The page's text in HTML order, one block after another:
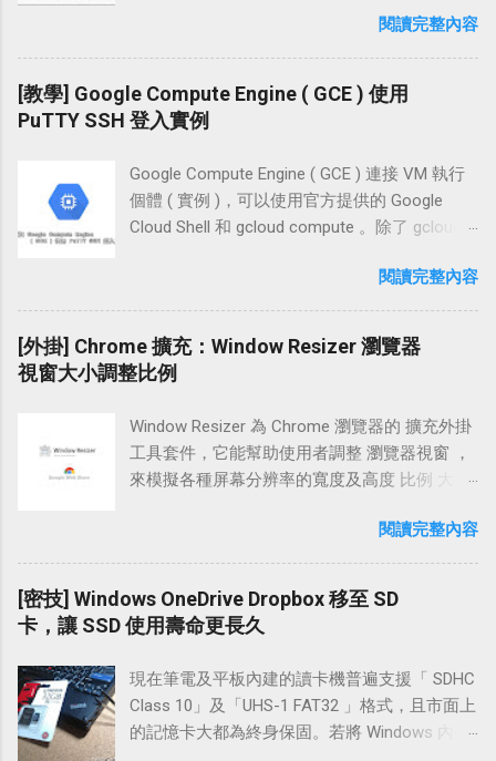
色碼，需查看 HSL 色碼值可點擊設置 ( 齒鑰 )
在設定頁面即可選取 HSL 選項，另外曾經擷取
過的顏色也會保留在這一頁
請求！ 相關連結 Twitter 官方網站「
簡訊兩步驗證登入設定 測試登入時是否有收到
簡訊 移動設備 app 雙重認證設定 測試 app 中是
訊兩步驗證登入設定 首先，使用行動智慧型裝
置或在家用電腦的瀏覽器中前往 Twitter 移動版
網站「 https://mobile.twitter.com/ 」並直接輸
擊【使用者】頭像並將網頁往下拉，點選【設
定】 若你是使用行動智慧型裝置，可以點取
【齒輪】；接著再點選【設定】 在這邊我們點
擊 Phone 下方的【Add】 系統跳出的輸入框
中，輸入自己的電話號碼，例:【0912XXXXXX】
不需加上「+886」 上一步按下【儲存】後，系
統會傳送一封六個數字的驗證碼至手機中，我
們將那六個數字填入目前的輸入框中，並按下
【認證】 接著，系統會提示「twitter 帳戶已確
認」，表示手機已在 twitter 上激活了 手機上也
件 接著我們登入 twitter 的電腦版網站「 https...
裝「LINE 分享按鈕」的方式有兩種，一種是
「圖片 JavaScript 連結」，另一種是利用官方
提供的「LINE 函式庫」，當然 行動版 及 App
都適用。 無論是圖片連結的方式，或是使用官
方函式庫將文章分享到 LINE，都能夠正常抓取
文章的「網址、圖片、標題、描述」。從行動
裝置上按下我們在行動版或網頁版裡設置的
LINE 分享按鈕，也能夠正常的開啟 LINE APP 做
分享文章的動作，將文章分享給好友。 本文中
「LINE 分享按鈕語法」除了一般安裝方式，也
可以參考以下的設定介紹為自己的行動版及網
頁版 ( 電腦版 ) 網站做「LINE 分享按鈕」的部
境 當訪客按下分享按鈕時，會在瀏覽器上開啟
一個新視窗。輸入 LINE 的帳號和密碼登入之
後，就能做文章分享的動作。如下圖和上圖。
文章時即不用再次做登入的動作。) LINE 分享按
鈕樣式 (* 可以點擊以下 LINE 分享按鈕，直接觀
察訪客的使用情境。) 「用 LINE 傳送」使用
「圖片 JavaScript 連結」按鈕 「用 LINE 傳送」
使用「官方 LINE 函式庫」按鈕 相關連結 設置
方法｜用 LINE 傳送：「
https://media.line.me/howto/zh-hant/ 」 LINE
按鈕圖片檔下載：「
https://media.line.me/img/linebutton_zh-
閱讀完整內容
[教學] Google Compute Engine ( GCE ) 使用
PuTTY SSH 登入實例
Google Compute Engine ( GCE ) 連接 VM 執行
個體 ( 實例 )，可以使用官方提供的 Google
Cloud Shell 和 gcloud compute 。除了 gcloud
SSH 的方式登入 GCE 實例 ，如果你找不到方法
登入 ，不妨參考本文的連線 教學 方法。 學習
在 OpenShift 、GCE、EC2 上架設 WordPress，
PuTTYgen 和 PuTTY 這兩個工具會很常運用
到。由於服務端架設好之後 PuTTYgen 就很少
拿出來使用，趁著現在快忘記的同時，也順道
從記憶裡撈資料，邊留下注記，以便往後翻
閱。 在內文中，我們會先操作 PuTTYgen 建立
公鑰與私鑰，將公鑰放到 GCE 後，接著再運用
PuTTY 設置 SSH 連線，然後銜接連入到 GCE
立公鑰與私鑰 登入 GCE 建立 SSH 金鑰 PuTTY
設置 SSH 連線到 GCE 實例 連線教學 Step 1 使
PuTTYgen 產生 SSH 連線 RSA、DSA 公鑰與私
鑰 」，執行到「STEP 2」完成後，接著回到這
裡變更金鑰註解 ( Key comment ) 的內容。 首
閱讀完整內容
[外掛] Chrome 擴充：Window Resizer 瀏覽器
視窗大小調整比例
Window Resizer 為 Chrome 瀏覽器的 擴充外掛
工具套件，它能幫助使用者調整 瀏覽器視窗 ，
來模擬各種屏幕分辨率的寬度及高度 比例 大
大小 ，使網站適合在各種行動裝置上呈現，讓
訪客有個良好的互動體驗。 現今的智慧型移動
設備長寬比例百百款，若要特別為某種機型做
特定的寬度調適，想必會很頭疼。有了 Window
Resizer 也不用擔心，因為 Window Resizer 除
了預建了幾組常用的屏幕響應值外，也支援
「自訂義大小」供設計人員方便的幫網站佈
局。 另外， Window Resizer 也貼心的內建了
「快速鍵」選項供用家使用，好讓使用者能便
閱讀完整內容
[密技] Windows OneDrive Dropbox 移至 SD
卡，讓 SSD 使用壽命更長久
現在筆電及平板內建的讀卡機普遍支援「 SDHC
Class 10」及「UHS-1 FAT32 」格式，且市面上
的記憶卡大都為終身保固。若將 Windows 內建